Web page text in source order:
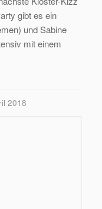
gibt es ein
und Sabine
mit einem
2018